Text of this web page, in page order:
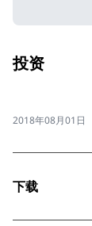
投资
2018年08月01日
下载